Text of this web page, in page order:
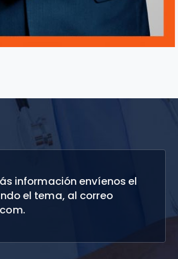
información envíenos el
el tema, al correo